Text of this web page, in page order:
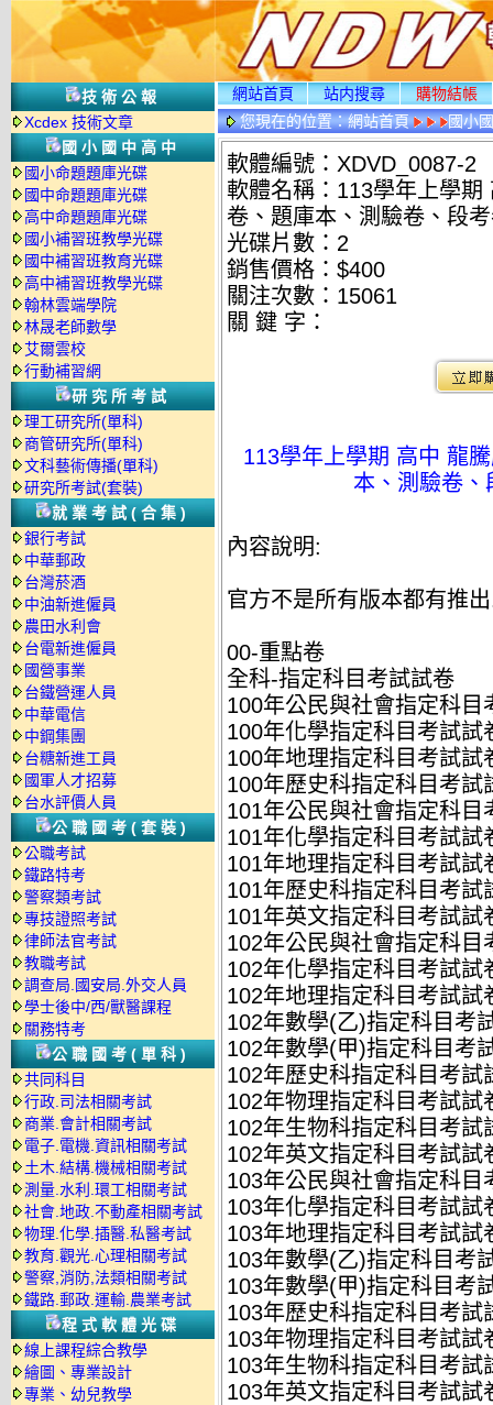
技術公報
Xcdex 技術文章
國小國中高中
國小命題題庫光碟
國中命題題庫光碟
高中命題題庫光碟
國小補習班教學光碟
國中補習班教育光碟
高中補習班教學光碟
翰林雲端學院
林晟老師數學
艾爾雲校
行動補習網
研究所考試
理工研究所(單科)
商管研究所(單科)
文科藝術傳播(單科)
研究所考試(套裝)
就業考試(合集)
銀行考試
中華郵政
台灣菸酒
中油新進僱員
農田水利會
台電新進僱員
國營事業
台鐵營運人員
中華電信
中鋼集團
台糖新進工員
國軍人才招募
台水評價人員
公職國考(套裝)
公職考試
鐵路特考
警察類考試
專技證照考試
律師法官考試
教職考試
調查局.國安局.外交人員
學士後中/西/獸醫課程
關務特考
公職國考(單科)
共同科目
行政.司法相關考試
商業.會計相關考試
電子.電機.資訊相關考試
土木.結構.機械相關考試
測量.水利.環工相關考試
社會.地政.不動產相關考試
物理.化學.插醫.私醫考試
教育.觀光.心理相關考試
警察,消防,法類相關考試
鐵路.郵政.運輸.農業考試
程式軟體光碟
線上課程綜合教學
繪圖、專業設計
專業、幼兒教學
網站首頁 站内搜尋
購物結帳
您現在的位置：網站首頁 國小
軟體編號：XDVD_0087-2
軟體名稱：113學年上學
卷、題庫本、測驗卷、段
光碟片數：2
銷售價格：$400
關注次數： 15061
關 鍵 字：
113學年上學期 高中 龍
本、測驗卷
內容說明:
官方不是所有版本都有推
00-重點卷
全科-指定科目考試試卷
100年公民與社會指定科目
100年化學指定科目考試試
100年地理指定科目考試試
100年歷史科指定科目考試
101年公民與社會指定科目
101年化學指定科目考試試
101年地理指定科目考試試
101年歷史科指定科目考試
101年英文指定科目考試試
102年公民與社會指定科目
102年化學指定科目考試試
102年地理指定科目考試試
102年數學(乙)指定科目考
102年數學(甲)指定科目考
102年歷史科指定科目考試
102年物理指定科目考試試
102年生物科指定科目考試
102年英文指定科目考試試
103年公民與社會指定科目
103年化學指定科目考試試
103年地理指定科目考試試
103年數學(乙)指定科目考
103年數學(甲)指定科目考
103年歷史科指定科目考試
103年物理指定科目考試試
103年生物科指定科目考試
103年英文指定科目考試試